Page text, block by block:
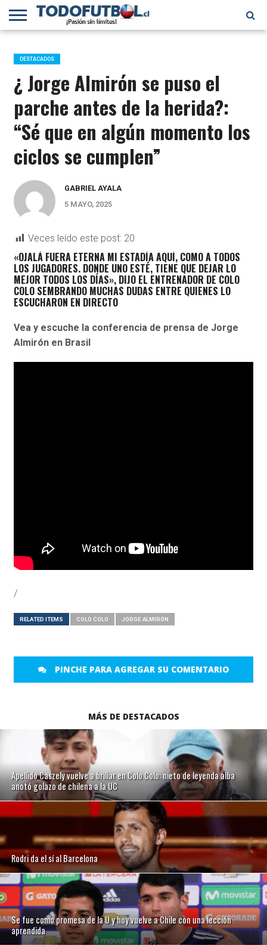
PRIMERA
B
SELECCIÓN
CHILENA
CHILENOS
EN EL
MUNDO
FÚTBOL
INTERNACIONAL
DESTACADOS
¿ Jorge Almirón se puso el
parche antes de la herida?:
“Sé que en algún momento los
ciclos se cumplen”
GABRIEL AYALA
5 MAYO, 2025
Veces leído este post: 20
«OJALÁ FUERA ETERNA MI ESTADÍA AQUÍ, COMO A TODOS
LOS JUGADORES. DONDE UNO ESTÉ, TIENE QUE DEJAR LO
MEJOR TODOS LOS DÍAS», DIJO EL ENTRENADOR DE COLO
COLO SEMBRANDO MUCHAS DUDAS ENTRE QUIENES LO
ESCUCHARON EN DIRECTO
Vea y escuche la conferencia de prensa de Jorge
Almirón en Brasil
/
RELATED ITEMS COLO COLO JORGE ALMIRÓN
PINCHE PARA AGREGAR SU COMENTARIO
MÁS DE DESTACADOS
Apellido Caszely vuelve a brillar en Colo Colo: nieto de leyenda alba
anotó golazo de chilena a la UC
Rodri da el sí al Barcelona
Se fue como promesa de la U y hoy vuelve a Chile con una lección
aprendida